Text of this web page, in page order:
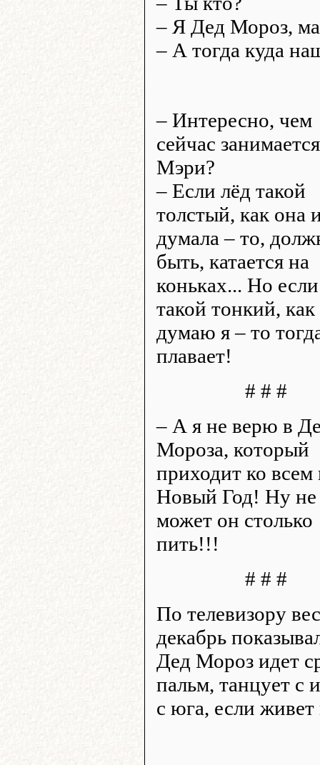
– Я Дед Мороз,
– А тогда куда
– Интересно, чем
сейчас занимается
Мэри?
– Если лёд такой
толстый, как она
думала – то,
быть, катается на
коньках... Но
такой тонкий, как
думаю я – то
плавает!
# # #
– А я не верю в
Мороза, который
приходит ко всем
Новый Год! Ну не
может он столько
пить!!!
# # #
По телевизору
декабрь
Дед Мороз идет
пальм, танцует с
с юга, если живет